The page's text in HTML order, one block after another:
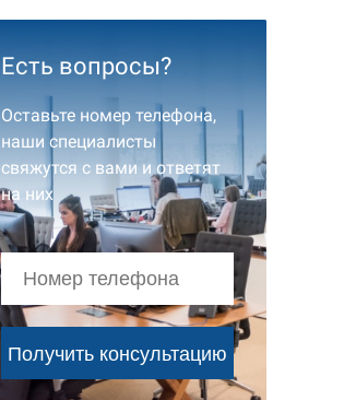
Есть вопросы?
Оставьте номер телефона,
наши специалисты
свяжутся с вами и ответят
на них